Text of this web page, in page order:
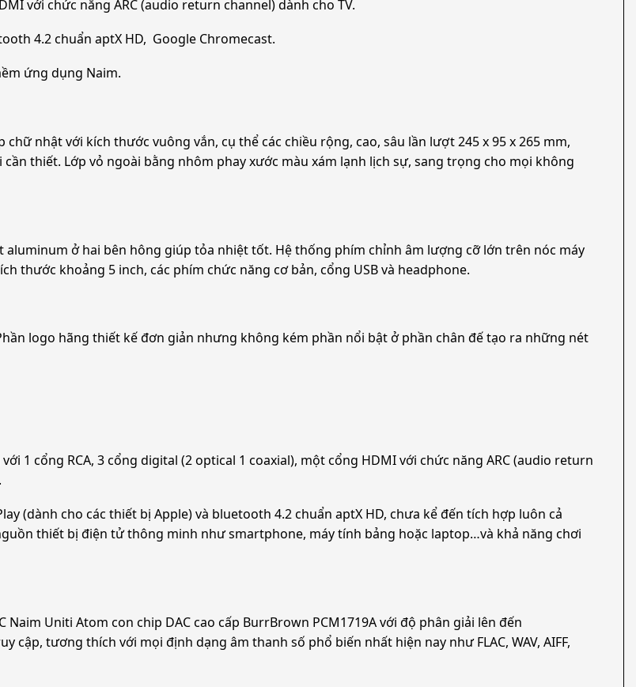
với chức năng ARC (audio return channel) dành cho TV.
4.2 chuẩn aptX HD, Google Chromecast.
ứng dụng Naim.
nhật với kích thước vuông vắn, cụ thể các chiều rộng, cao, sâu lần lượt 245 x 95 x 265 mm,
thiết. Lớp vỏ ngoài bằng nhôm phay xước màu xám lạnh lịch sự, sang trọng cho mọi không
ở hai bên hông giúp tỏa nhiệt tốt. Hệ thống phím chỉnh âm lượng cỡ lớn trên nóc máy
thước khoảng 5 inch, các phím chức năng cơ bản, cổng USB và headphone.
logo hãng thiết kế đơn giản nhưng không kém phần nổi bật ở phần chân đế tạo ra những nét
1 cổng RCA, 3 cổng digital (2 optical 1 coaxial), một cổng HDMI với chức năng ARC (audio return
(dành cho các thiết bị Apple) và bluetooth 4.2 chuẩn aptX HD, chưa kể đến tích hợp luôn cả
thiết bị điện tử thông minh như smartphone, máy tính bảng hoặc laptop…và khả năng chơi
Uniti Atom con chip DAC cao cấp BurrBrown PCM1719A với độ phân giải lên đến
tương thích với mọi định dạng âm thanh số phổ biến nhất hiện nay như FLAC, WAV, AIFF,